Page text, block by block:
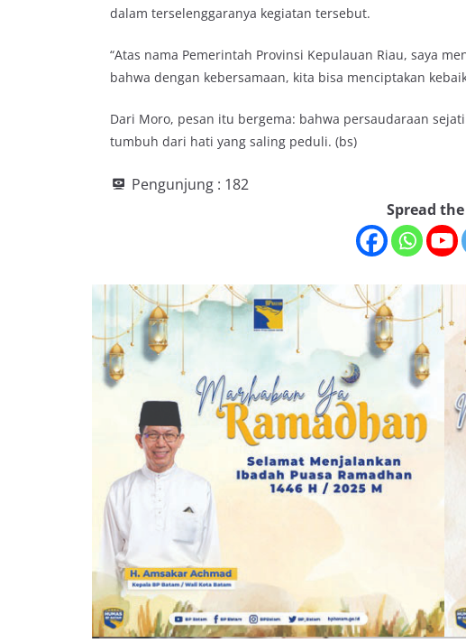
dalam terselenggaranya kegiatan tersebut.
“Atas nama Pemerintah Provinsi Kepulauan Riau, saya
bahwa dengan kebersamaan, kita bisa menciptakan
Dari Moro, pesan itu bergema: bahwa persaudaraan
tumbuh dari hati yang saling peduli. (bs)
Pengunjung : 182
Spread